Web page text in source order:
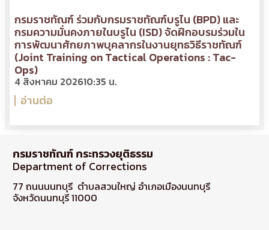
กรมราชทัณฑ์ ร่วมกับกรมราชทัณฑ์บรูไน (BPD) และ
กรมความมั่นคงภายในบรูไน (ISD) จัดฝึกอบรมร่วมใน
การพัฒนาศักยภาพบุคลากรในงานยุทธวิธีราชทัณฑ์
(Joint Training on Tactical Operations : Tac-
Ops)
4 สิงหาคม 202610:35 น.
อ่านต่อ
กรมราชทัณฑ์ กระทรวงยุติธรรม
Department of Corrections
77 ถนนนนทบุรี ตำบลสวนใหญ่ อำเภอเมืองนนทบุรี
จังหวัดนนทบุรี 11000